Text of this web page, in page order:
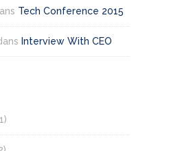
Tech Conference 2015
Interview With CEO